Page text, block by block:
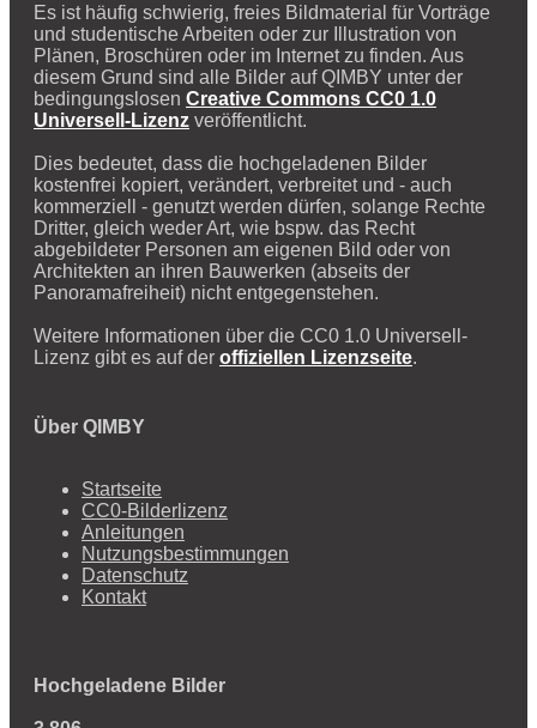
Es ist häufig schwierig, freies Bildmaterial für Vorträge
und studentische Arbeiten oder zur Illustration von
Plänen, Broschüren oder im Internet zu finden. Aus
diesem Grund sind alle Bilder auf QIMBY unter der
bedingungslosen Creative Commons CC0 1.0
Universell-Lizenz veröffentlicht.
Dies bedeutet, dass die hochgeladenen Bilder
kostenfrei kopiert, verändert, verbreitet und - auch
kommerziell - genutzt werden dürfen, solange Rechte
Dritter, gleich weder Art, wie bspw. das Recht
abgebildeter Personen am eigenen Bild oder von
Architekten an ihren Bauwerken (abseits der
Panoramafreiheit) nicht entgegenstehen.
Weitere Informationen über die CC0 1.0 Universell-
Lizenz gibt es auf der offiziellen Lizenzseite.
Über QIMBY
Startseite
CC0-Bilderlizenz
Anleitungen
Nutzungsbestimmungen
Datenschutz
Kontakt
Hochgeladene Bilder